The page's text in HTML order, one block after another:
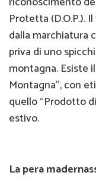
Protetta (D.O.P.).
dalla marchiatura
priva di uno
montagna. Esiste
Montagna”, con
quello “Prodotto
estivo.
La pera